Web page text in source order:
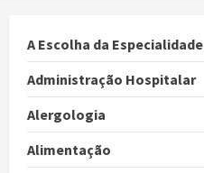
A Escolha da Especialidade
Administração Hospitalar
Alergologia
Alimentação